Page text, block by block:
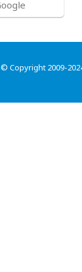
Copyright 2009-